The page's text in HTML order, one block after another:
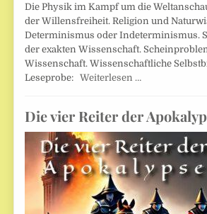
Die Physik im Kampf um die
der Willensfreiheit. Religion und
Determinismus oder Indeterminismus.
der exakten Wissenschaft.
Wissenschaft. Wissenschaftliche
Leseprobe:Weiterlesen …
Die vier Reiter der